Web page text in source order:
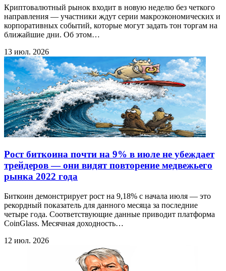
Криптовалютный рынок входит в новую неделю без четкого
направления — участники ждут серии макроэкономических и
корпоративных событий, которые могут задать тон торгам на
ближайшие дни. Об этом…
13 июл. 2026
Рост биткоина почти на 9% в июле не убеждает
трейдеров — они видят повторение медвежьего
рынка 2022 года
Биткоин демонстрирует рост на 9,18% с начала июля — это
рекордный показатель для данного месяца за последние
четыре года. Соответствующие данные приводит платформа
CoinGlass. Месячная доходность…
12 июл. 2026